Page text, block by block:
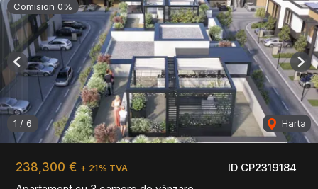
ID CP2319184
238,300 € + 21% TVA
Comision 0%
1 / 6 Harta
Previous